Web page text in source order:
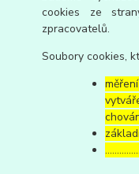
cookies ze
zpracovatelů.
Soubory cookies,